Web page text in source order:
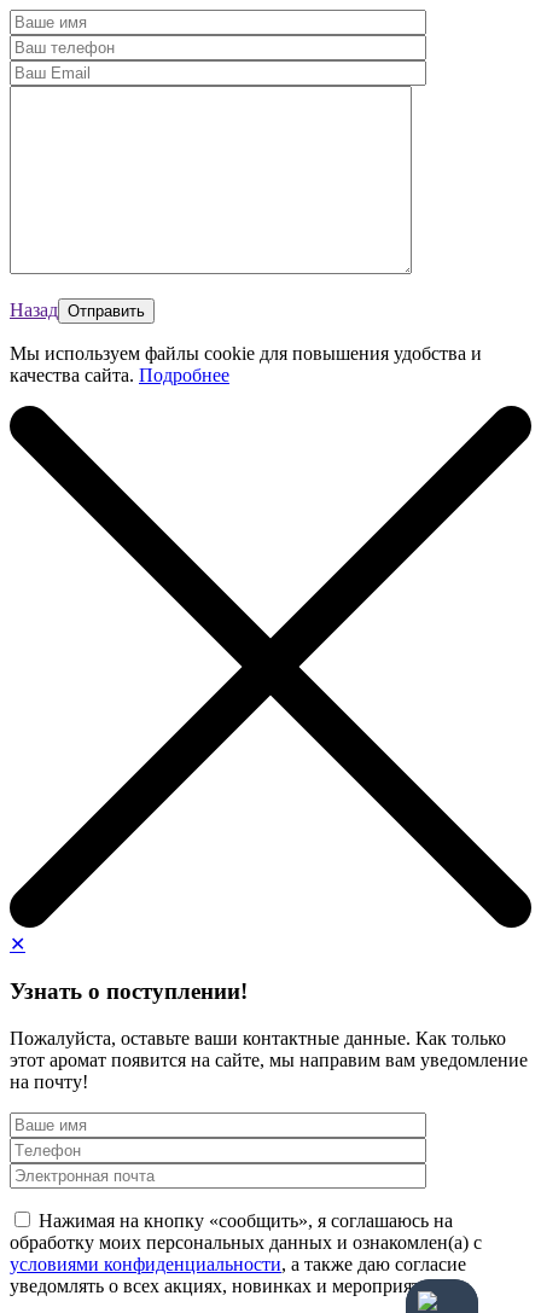
Назад
Мы используем файлы cookie для повышения удобства и
качества сайта. Подробнее
✕
Узнать о поступлении!
Пожалуйста, оставьте ваши контактные данные. Как только
этот аромат появится на сайте, мы направим вам уведомление
на почту!
Нажимая на кнопку «сообщить», я соглашаюсь на
обработку моих персональных данных и ознакомлен(а) с
условиями конфиденциальности, а также даю согласие
уведомлять о всех акциях, новинках и мероприятиях